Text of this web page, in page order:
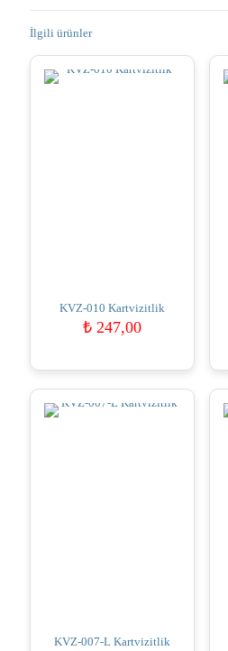
İlgili ürünler
KVZ-010 Kartvizitlik
₺ 247,00
KVZ-007-L Kartvizitlik